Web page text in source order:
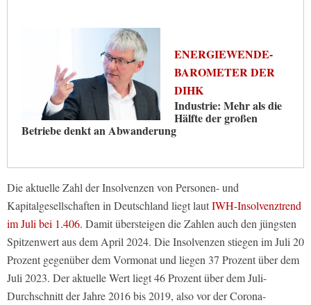
ENERGIEWENDE-
BAROMETER DER
DIHK
Industrie: Mehr als die
Hälfte der großen
Betriebe denkt an Abwanderung
Die aktuelle Zahl der Insolvenzen von Personen- und
Kapitalgesellschaften in Deutschland liegt lautIWH-Insolvenztrend
im Juli bei 1.406. Damit übersteigen die Zahlen auch den jüngsten
Spitzenwert aus dem April 2024. Die Insolvenzen stiegen im Juli 20
Prozent gegenüber dem Vormonat und liegen 37 Prozent über dem
Juli 2023. Der aktuelle Wert liegt 46 Prozent über dem Juli-
Durchschnitt der Jahre 2016 bis 2019, also vor der Corona-